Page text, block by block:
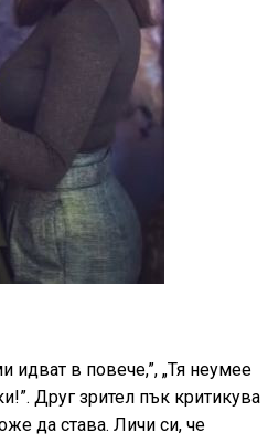
в повече,”, „Тя неумее
Друг зрител пък критикува
да става. Личи си, че